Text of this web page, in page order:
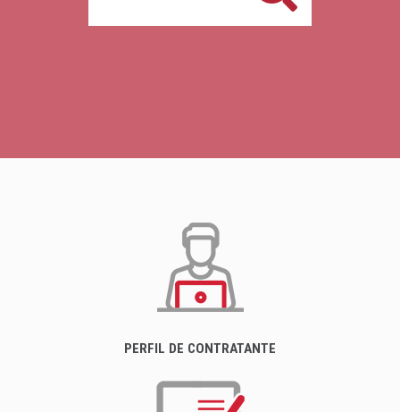
PERFIL DE CONTRATANTE